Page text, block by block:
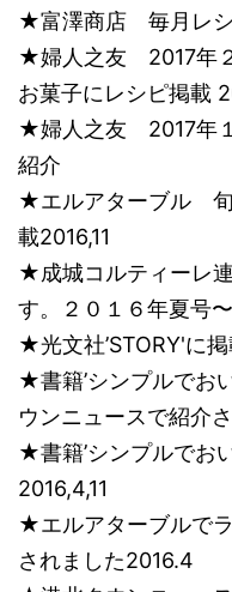
★富澤商店 毎月レ
★婦人之友 2017年
お菓子にレシピ掲載
★婦人之友 2017年
紹介
★エルアターブル
載2016,11
★成城コルティーレ
す。２０１６年夏号
★光文社’STORY'に
★書籍’シンプルでお
ウンニュースで紹介
★書籍’シンプルでお
2016,4,11
★エルアターブルで
されました2016.4